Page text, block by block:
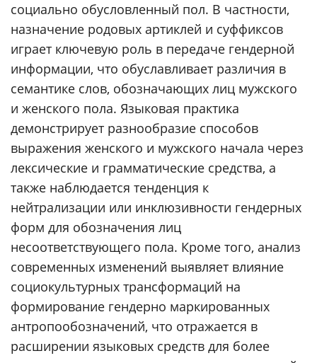
социально обусловленный пол. В частности,
назначение родовых артиклей и суффиксов
играет ключевую роль в передаче гендерной
информации, что обуславливает различия в
семантике слов, обозначающих лиц мужского
и женского пола. Языковая практика
демонстрирует разнообразие способов
выражения женского и мужского начала через
лексические и грамматические средства, а
также наблюдается тенденция к
нейтрализации или инклюзивности гендерных
форм для обозначения лиц
несоответствующего пола. Кроме того, анализ
современных изменений выявляет влияние
социокультурных трансформаций на
формирование гендерно маркированных
антропообозначений, что отражается в
расширении языковых средств для более